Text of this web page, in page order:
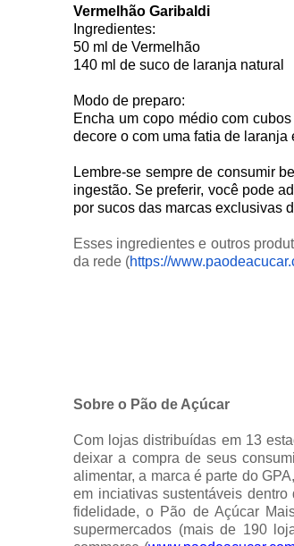
Vermelhão Garibaldi
Ingredientes:
50 ml de Vermelhão
140 ml de suco de laranja natural
Modo de preparo:
Encha um copo médio com
decore o com uma fatia de laranja
Lembre-se sempre de consumir
ingestão. Se preferir, você pode
por sucos das marcas exclusivas
Esses ingredientes e outros
da rede (https://
Sobre o Pão de Açúcar
Com lojas distribuídas em 13
deixar a compra de seus
alimentar, a marca é parte do
em inciativas sustentáveis
fidelidade, o Pão de Açúcar
supermercados (mais de 190